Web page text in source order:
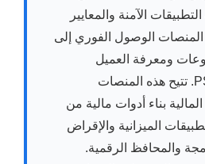
الآمنة والمعايير
المنصات الوصول الفوري إلى
ومعرفة العميل
والامتثال للوائح PSD2. تتيح هذه المنصات
بناء أدوات مالية من
الميزانية والإقراض
والمحافظ الرقمية.